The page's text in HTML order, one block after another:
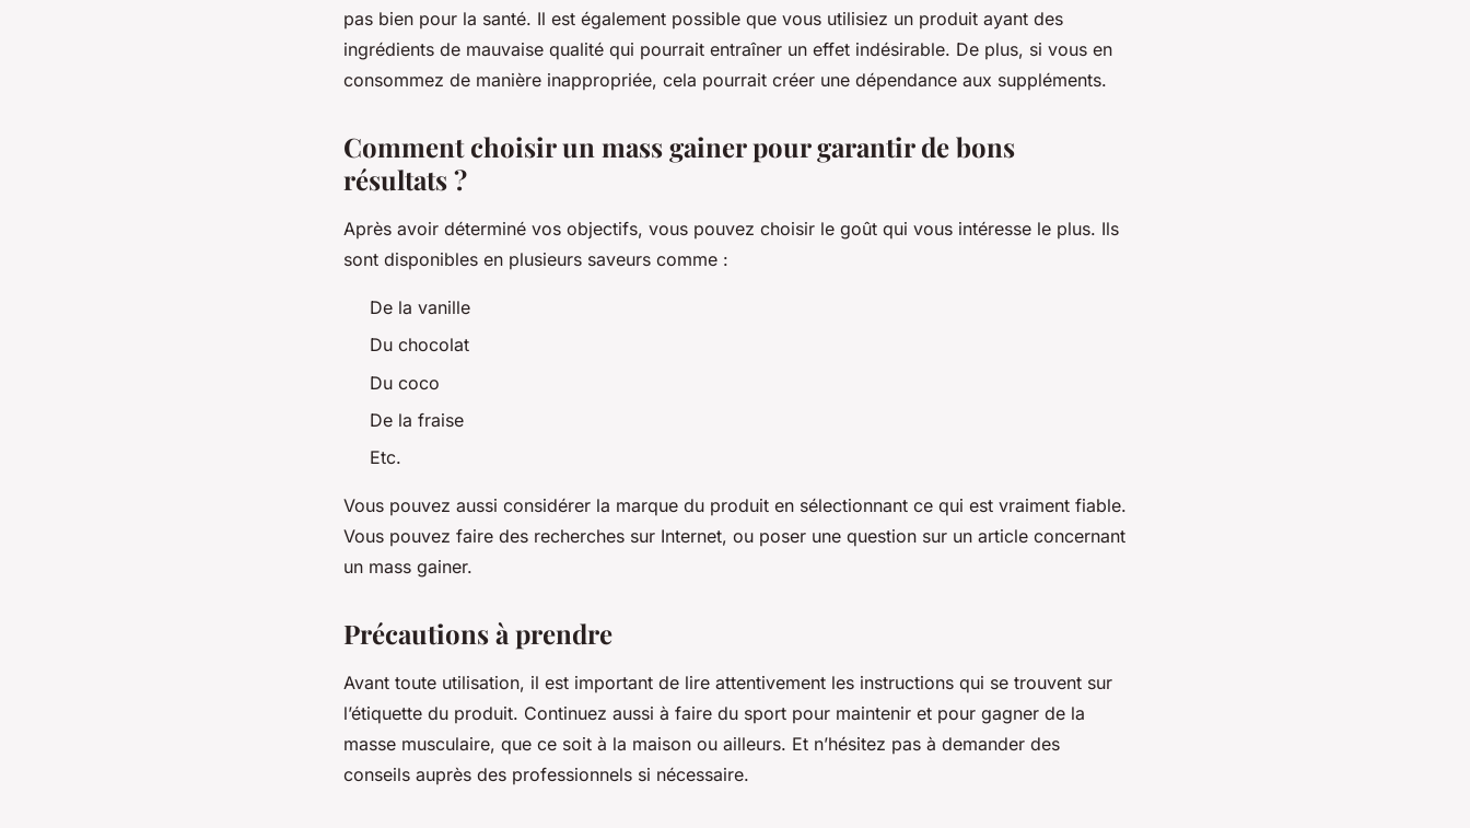
pas bien pour la santé. Il est également possible que vous utilisiez un produit ayant des
ingrédients de mauvaise qualité qui pourrait entraîner un effet indésirable. De plus, si vous en
consommez de manière inappropriée, cela pourrait créer une dépendance aux suppléments.
Comment choisir un mass gainer pour garantir de bons
résultats ?
Après avoir déterminé vos objectifs, vous pouvez choisir le goût qui vous intéresse le plus. Ils
sont disponibles en plusieurs saveurs comme :
De la vanille
Du chocolat
Du coco
De la fraise
Etc.
Vous pouvez aussi considérer la marque du produit en sélectionnant ce qui est vraiment fiable.
Vous pouvez faire des recherches sur Internet, ou poser une question sur un article concernant
un mass gainer.
Précautions à prendre
Avant toute utilisation, il est important de lire attentivement les instructions qui se trouvent sur
l’étiquette du produit. Continuez aussi à faire du sport pour maintenir et pour gagner de la
masse musculaire, que ce soit à la maison ou ailleurs. Et n’hésitez pas à demander des
conseils auprès des professionnels si nécessaire.